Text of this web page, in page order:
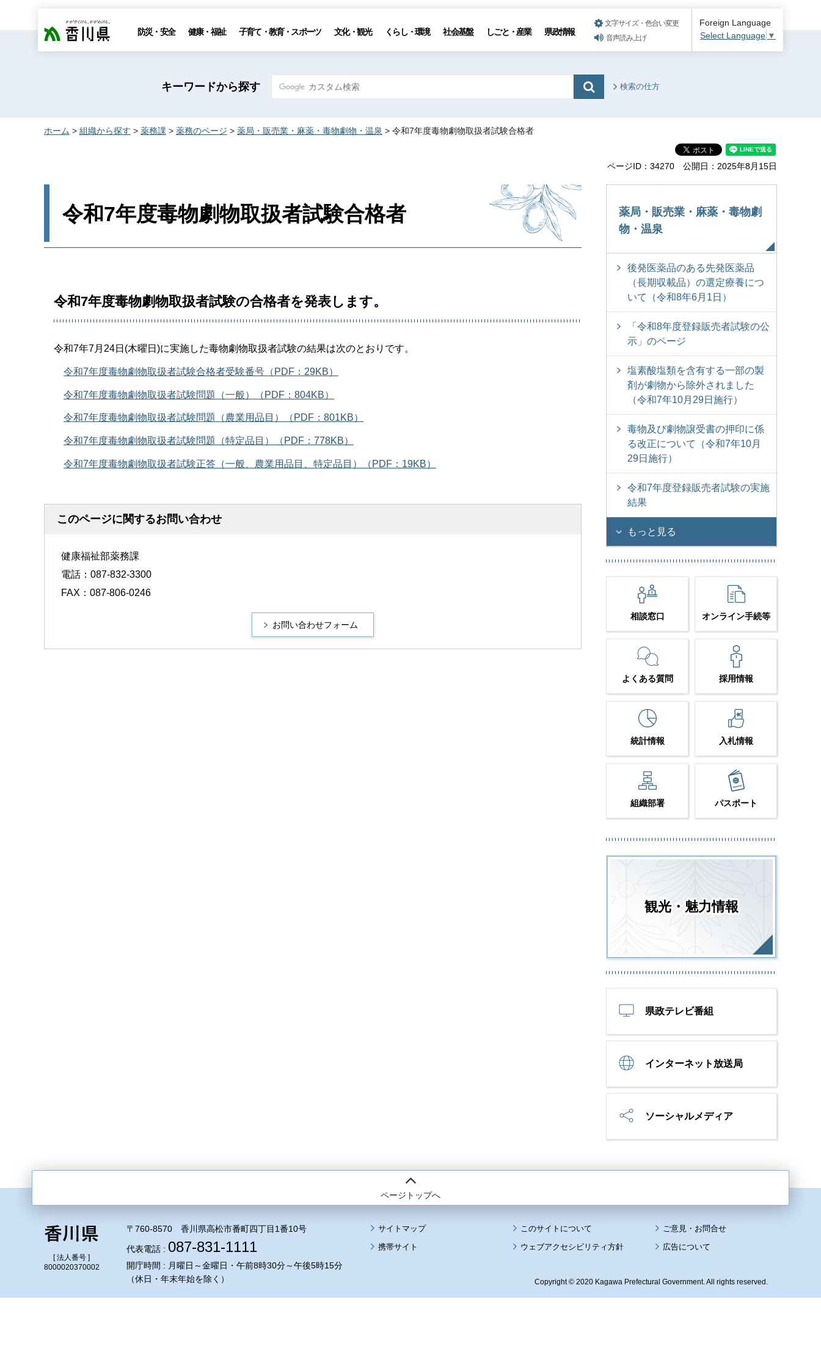
香川県 防災・安全 健康・福祉 子育て・教育・スポーツ 文化・観光 くらし・環境 社会基盤 しごと・産業 県政情報
文字サイズ・色合い変更
音声読み上げ
Foreign Language
Select Language ▼
キーワードから探す 検索の仕方
ホーム > 組織から探す > 薬務課 > 薬務のページ > 薬局・販売業・麻薬・毒物劇物・温泉 > 令和7年度毒物劇物取扱者試験合格者
ページID：34270 公開日：2025年8月15日
令和7年度毒物劇物取扱者試験合格者
令和7年度毒物劇物取扱者試験の合格者を発表します。
令和7年7月24日(木曜日)に実施した毒物劇物取扱者試験の結果は次のとおりです。
令和7年度毒物劇物取扱者試験合格者受験番号（PDF：29KB）
令和7年度毒物劇物取扱者試験問題（一般）（PDF：804KB）
令和7年度毒物劇物取扱者試験問題（農業用品目）（PDF：801KB）
令和7年度毒物劇物取扱者試験問題（特定品目）（PDF：778KB）
令和7年度毒物劇物取扱者試験正答（一般、農業用品目、特定品目）（PDF：19KB）
このページに関するお問い合わせ
健康福祉部薬務課
電話：087-832-3300
FAX：087-806-0246
薬局・販売業・麻薬・毒物劇
物・温泉
後発医薬品のある先発医薬品
（長期収載品）の選定療養につ
いて（令和8年6月1日）
「令和8年度登録販売者試験の公
示」のページ
塩素酸塩類を含有する一部の製
剤が劇物から除外されました
（令和7年10月29日施行）
毒物及び劇物譲受書の押印に係
る改正について（令和7年10月
29日施行）
令和7年度登録販売者試験の実施
結果
もっと見る
相談窓口 オンライン手続等
よくある質問 採用情報
統計情報 入札情報
組織部署 パスポート
観光・魅力情報
県政テレビ番組
インターネット放送局
ソーシャルメディア
ページトップへ
[ 法人番号 ]
8000020370002
〒760-8570 香川県高松市番町四丁目1番10号
代表電話 : 087-831-1111
開庁時間 : 月曜日～金曜日・午前8時30分～午後5時15分
（休日・年末年始を除く）
サイトマップ
このサイトについて
携帯サイト
ウェブアクセシビリティ方針 広告について
Copyright © 2020 Kagawa Prefectural Government. All rights reserved.